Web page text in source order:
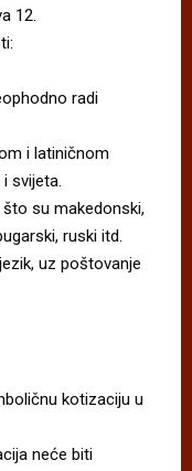
12.
radi
i latiničnom
svijeta.
su makedonski,
ruski itd.
uz poštovanje
kotizaciju u
neće biti